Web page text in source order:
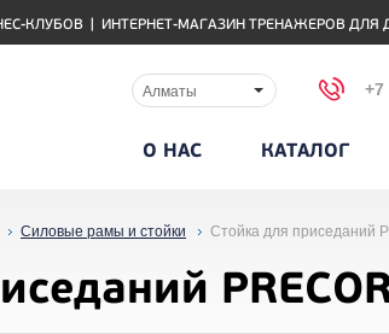
КЛУБОВ ИНТЕРНЕТ-МАГАЗИН ТРЕНАЖЕРОВ ДЛЯ
Алматы +7
О НАС КАТАЛОГ
Силовые рамы и стойки Стойка для приседаний